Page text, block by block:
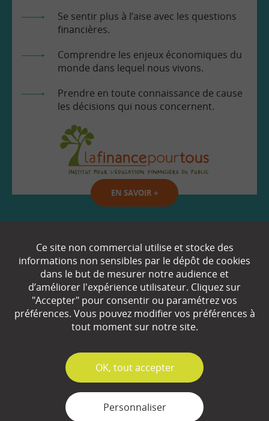
Se sentir plus à l’aise avec les questions
financières.
Comprendre les enjeux économiques du
monde dans lequel nous vivons.
Prendre en toute connaissance de cause
les décisions qui nous concernent.
EN SAVOIR +
Partenaires
Espace Presse
Plan du site
Mentions légales
Ce site non commercial utilise et stocke des
informations non sensibles par le dépôt de cookies
dans le but de mesurer notre audience et
d’améliorer l'expérience utilisateur. Cliquez sur
"Accepter" pour consentir ou paramétrez vos
préférences. Vous pouvez modifier vos préférences à
tout moment sur notre site.
✓
OK, tout accepter
Personnaliser